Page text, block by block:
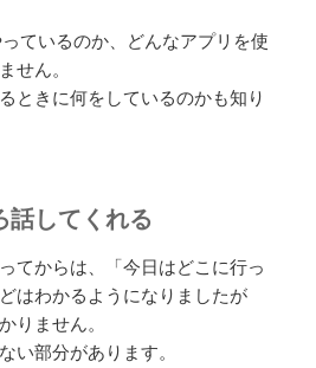
ているのか、どんなアプリを使
せん。
ときに何をしているのかも知り
話してくれる
てからは、「今日はどこに行っ
はわかるようになりましたが
りません。
い部分があります。